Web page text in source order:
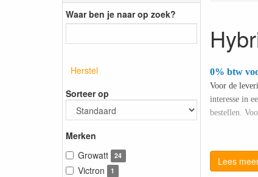
Waar ben je naar op zoek?
Herstel
Sorteer op
Merken
Growatt
24
Victron 1
0% btw
Voor de
interesse in
bestellen.
Lees